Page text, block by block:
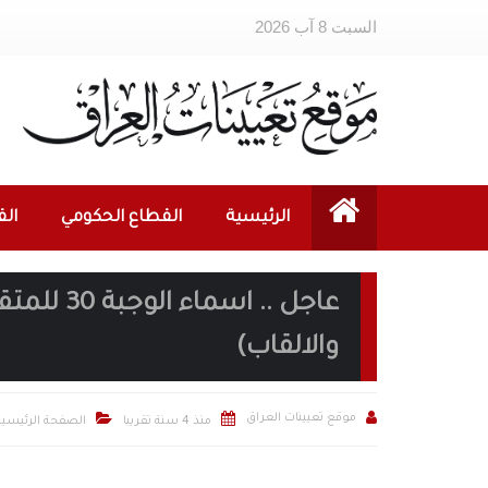
السبت 8 آب 2026
الرئيسية القطاع الحكومي
عاجل ..
والالقاب)
 موقع تعيينات العراق  منذ 4 سنة تقريبا  الصفحة